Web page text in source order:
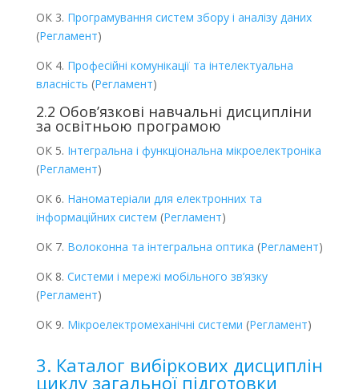
ОК 3. Програмування систем збору і аналізу даних
(Регламент)
ОК 4. Професійні комунікації та інтелектуальна
власність (Регламент)
2.2 Обов’язкові навчальні дисципліни
за освітньою програмою
ОК 5. Інтегральна і функціональна мікроелектроніка
(Регламент)
ОК 6. Наноматеріали для електронних та
інформаційних систем (Регламент)
ОК 7. Волоконна та інтегральна оптика (Регламент)
ОК 8. Системи і мережі мобільного зв’язку
(Регламент)
ОК 9. Мікроелектромеханічні системи (Регламент)
3. Каталог вибіркових дисциплін
циклу загальної підготовки